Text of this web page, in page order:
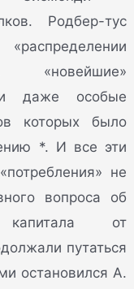
Родбер-тус
«новейшие»
даже особые
которых было
*. И все эти
не
вопроса об
капитала от
путаться
остановился А.